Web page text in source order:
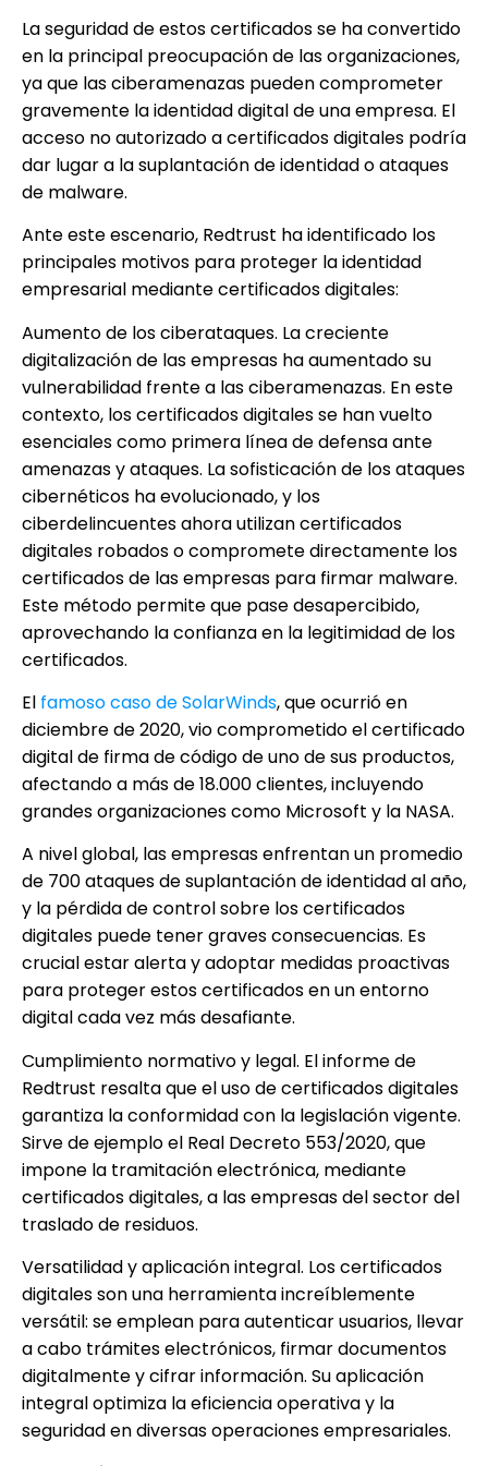
La seguridad de estos certificados se ha convertido
en la principal preocupación de las organizaciones,
ya que las ciberamenazas pueden comprometer
gravemente la identidad digital de una empresa. El
acceso no autorizado a certificados digitales podría
dar lugar a la suplantación de identidad o ataques
de malware.
Ante este escenario, Redtrust ha identificado los
principales motivos para proteger la identidad
empresarial mediante certificados digitales:
Aumento de los ciberataques. La creciente
digitalización de las empresas ha aumentado su
vulnerabilidad frente a las ciberamenazas. En este
contexto, los certificados digitales se han vuelto
esenciales como primera línea de defensa ante
amenazas y ataques. La sofisticación de los ataques
cibernéticos ha evolucionado, y los
ciberdelincuentes ahora utilizan certificados
digitales robados o compromete directamente los
certificados de las empresas para firmar malware.
Este método permite que pase desapercibido,
aprovechando la confianza en la legitimidad de los
certificados.
El famoso caso de SolarWinds, que ocurrió en
diciembre de 2020, vio comprometido el certificado
digital de firma de código de uno de sus productos,
afectando a más de 18.000 clientes, incluyendo
grandes organizaciones como Microsoft y la NASA.
A nivel global, las empresas enfrentan un promedio
de 700 ataques de suplantación de identidad al año,
y la pérdida de control sobre los certificados
digitales puede tener graves consecuencias. Es
crucial estar alerta y adoptar medidas proactivas
para proteger estos certificados en un entorno
digital cada vez más desafiante.
Cumplimiento normativo y legal. El informe de
Redtrust resalta que el uso de certificados digitales
garantiza la conformidad con la legislación vigente.
Sirve de ejemplo el Real Decreto 553/2020, que
impone la tramitación electrónica, mediante
certificados digitales, a las empresas del sector del
traslado de residuos.
Versatilidad y aplicación integral. Los certificados
digitales son una herramienta increíblemente
versátil: se emplean para autenticar usuarios, llevar
a cabo trámites electrónicos, firmar documentos
digitalmente y cifrar información. Su aplicación
integral optimiza la eficiencia operativa y la
seguridad en diversas operaciones empresariales.